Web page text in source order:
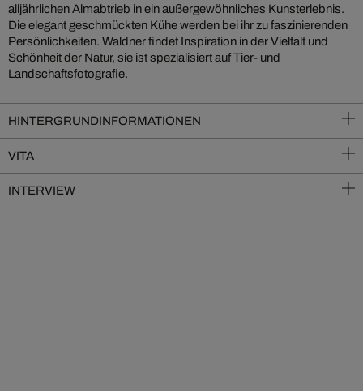
alljährlichen Almabtrieb in ein außergewöhnliches Kunsterlebnis.
Die elegant geschmückten Kühe werden bei ihr zu faszinierenden
Persönlichkeiten. Waldner findet Inspiration in der Vielfalt und
Schönheit der Natur, sie ist spezialisiert auf Tier- und
Landschaftsfotografie.
HINTERGRUNDINFORMATIONEN
VITA
INTERVIEW